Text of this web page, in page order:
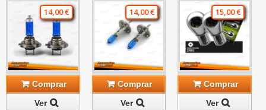
14,00 €
Comprar
Ver
14,00 €
Comprar
Ver
15,00 €
Comprar
Ver